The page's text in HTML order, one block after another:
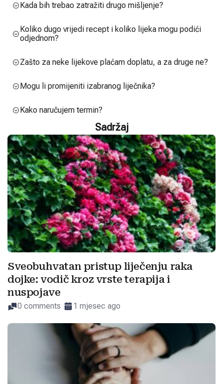
Kada bih trebao zatražiti drugo mišljenje?
Koliko dugo vrijedi recept i koliko lijeka mogu podići
odjednom?
Zašto za neke lijekove plaćam doplatu, a za druge ne?
Mogu li promijeniti izabranog liječnika?
Kako naručujem termin?
Sadržaj
Sveobuhvatan pristup liječenju raka
dojke: vodič kroz vrste terapija i
nuspojave
0 comments 1 mjesec ago